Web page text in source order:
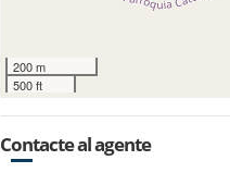
200 m
500 ft
Contacte al agente